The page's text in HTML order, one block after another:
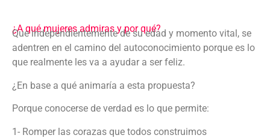
¿A qué mujeres admiras y por qué?
Que independientemente de su edad y momento vital, se
adentren en el camino del autoconocimiento porque es lo
que realmente les va a ayudar a ser feliz.
¿En base a qué animaría a esta propuesta?
Porque conocerse de verdad es lo que permite:
1- Romper las corazas que todos construimos